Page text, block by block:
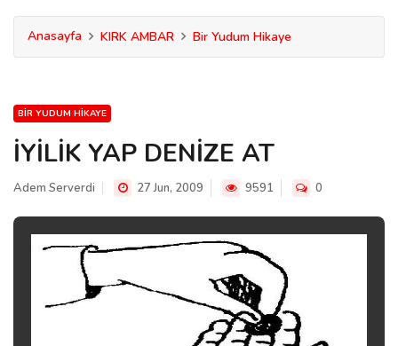
Anasayfa KIRK AMBAR Bir Yudum Hikaye
BIR YUDUM HIKAYE
İYİLİK YAP DENİZE AT
Adem Serverdi 27 Jun, 2009 9591 0